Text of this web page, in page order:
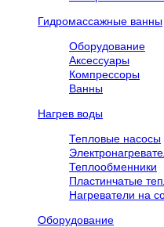
Гидромассажные ванны
Оборудование
Аксессуары
Компрессоры
Ванны
Нагрев воды
Тепловые насосы
Теплообменники
Пластинчатые
Нагреватели на
Оборудование